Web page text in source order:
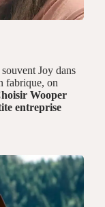
Joy dans
fabrique, on
Wooper
entreprise